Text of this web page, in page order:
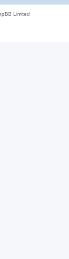
Limited